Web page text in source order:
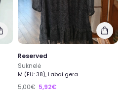
Reserved
Suknelė
M (EU: 38), Labai gera
5,00€ 5,92€